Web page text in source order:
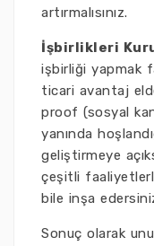
artırmalısınız.
İşbirlikleri
işbirliği yapmak
ticari avantaj
proof (sosyal
yanında
geliştirmeye
çeşitli
bile inşa
Sonuç olarak